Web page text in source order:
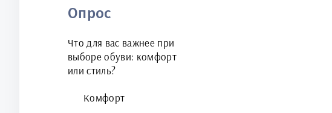
Опрос
Что для вас важнее при
выборе обуви: комфорт
или стиль?
Комфорт